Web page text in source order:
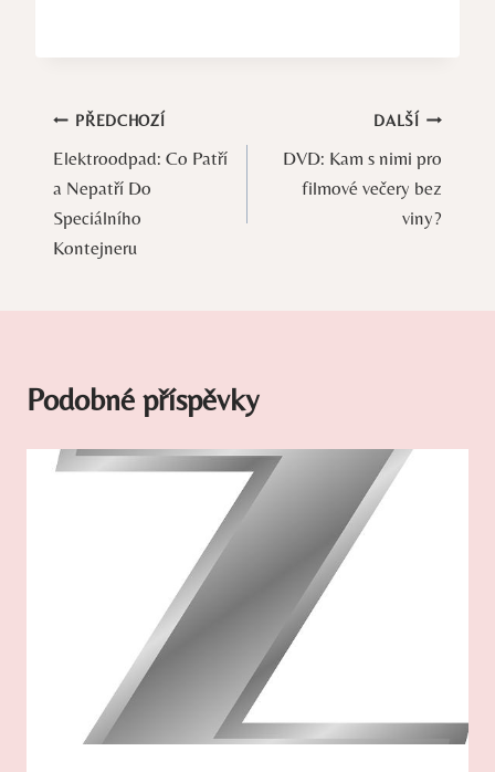
Navigace
pro
příspěvek
PŘEDCHOZÍ
Elektroodpad: Co Patří
a Nepatří Do
Speciálního
Kontejneru
DALŠÍ
DVD: Kam s nimi pro
filmové večery bez
viny?
Podobné příspěvky